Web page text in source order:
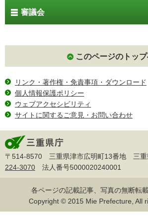
審議会
このページのトッ
リンク・著作権・免責事項・ダウンロード
個人情報保護ポリシー
ウェブアクセシビリティ
サイトに関するご意見・お問い合わせ
〒514-8570 三重県津市広明町13番地 三重
224-3070 法人番号5000020240001
各ページの記載記事、写真の無断転
Copyright © 2015 Mie Prefecture, All